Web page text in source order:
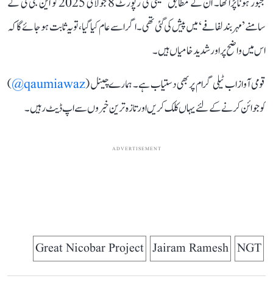
سامنے ’مہر بند لفافے‘ میں پیش کی گئی تھی۔ اگر اسے عام کیا گیا، تو یہ ثابت ہو جائے گا کہ
اس میں واضح پر اور شدید خامیاں ہیں۔
قومی آواز اب ٹیلی گرام پر بھی دستیاب ہے۔ ہمارے چینل (qaumiawaz@
)
کو جوائن کرنے کے لئے یہاں کلک کریں اور تازہ ترین خبروں سے اپ ڈیٹ رہیں۔
ADVERTISEMENT
NGT
Jairam Ramesh
Great Nicobar Project